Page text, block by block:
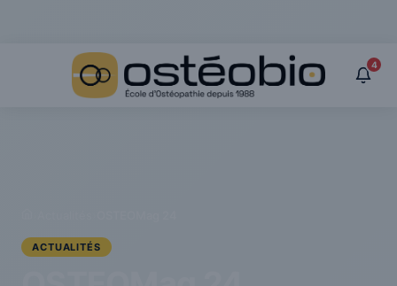
4
ACTUALITÉS